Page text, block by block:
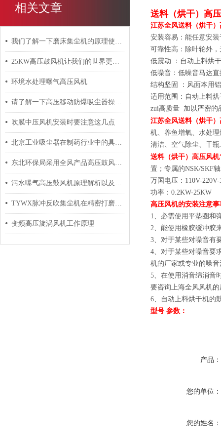
相关文章
我们了解一下磨床集尘机的原理使用才更加放心
25KW高压鼓风机让我们的世界更加环保
环境水处理曝气高压风机
请了解一下高压移动防爆吸尘器操作使用
吹膜中压风机安装时要注意这几点
北京工业吸尘器在制药行业中的具体运用及指导
东北环保局采用全风产品高压鼓风机环境污水曝气
污水曝气高压鼓风机原理解析以及常用功率
TYWX脉冲反吹集尘机在精密打磨灰尘配套设备选购指南
变频高压旋涡风机工作原理
送料（烘干）高
江苏全风送料（烘干
安装容易：能任意安
可靠性高：除叶轮外
低震动 ：自动上料烘
低噪音：低噪音马达
结构坚固 ：风面本用
适用范围：自动上料
zui高质量 加以严密的
江苏全风送料（烘干
机、养鱼增氧、水处
清洁、空气除尘、干
送料（烘干）高压风
置；专属的NSK/SKF
万国电压：110V-
功率：0.2KW-25KW
高压风机的安装注意事
1、必需使用平垫圈和
2、能使用橡胶缓冲胶
3、对于某些对噪音有
4、对于某些对噪音要
机的厂家或专业的噪
5、在使用消音绵消音
要咨询上海全风风机
6、自动上料烘干机的
型号 参数：
产品：
您的单位：
您的姓名：